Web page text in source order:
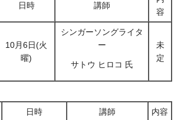
日時 講師
容
10月6日(火
曜)
シンガーソングライタ
ー
サトウ ヒロコ 氏
未
定
日時 講師 内容